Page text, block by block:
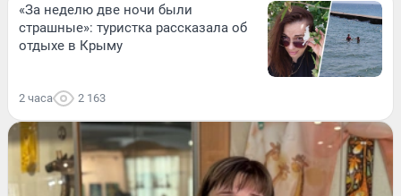
«За неделю две ночи были
страшные»: туристка рассказала об
отдыхе в Крыму
2 часа 2 163